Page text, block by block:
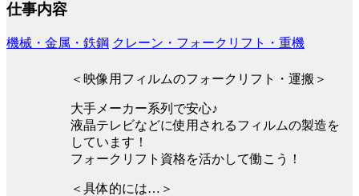
仕事内容
機械・金属・鉄鋼 クレーン・フォークリフト・重機
＜映像用フィルムのフォークリフト・運搬＞
大手メーカー系列で安心♪
液晶テレビなどに使用されるフィルムの製造を
しています！
フォークリフト資格を活かして働こう！
＜具体的には…＞